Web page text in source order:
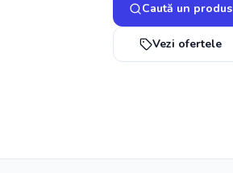
Caută un produs
Vezi ofertele